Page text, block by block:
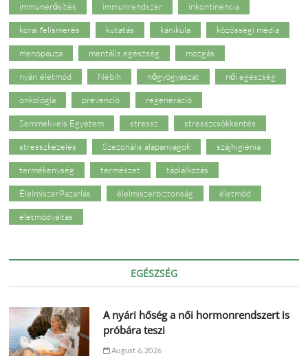
immunerősítés immunrendszer inkontinencia
korai felismerés kutatás kánikula közösségi média
menopauza mentális egészség mozgás
nyári életmód Nébih nőgyógyászat női egészség
onkológia prevenció regeneráció
Semmelweis Egyetem stressz stresszcsökkentés
stresszkezelés Szezonális alapanyagok szájhigiénia
termékenység természet táplálkozás
ÉlelmiszerPazarlás élelmiszerbiztonság életmód
életmódváltás
EGÉSZSÉG
A nyári hőség a női hormonrendszert is
próbára teszi
August 6, 2026